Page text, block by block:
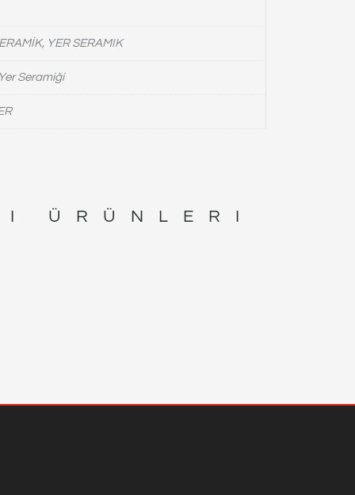
YER SERAMIK
Seramiği
ÜRÜNLERI